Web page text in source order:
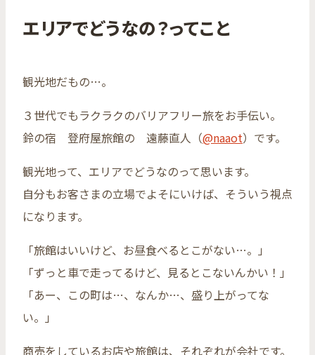
エリアでどうなの？ってこと
観光地だもの…。
３世代でもラクラクのバリアフリー旅をお手伝い。
鈴の宿 登府屋旅館の 遠藤直人（@naaot）です。
観光地って、エリアでどうなのって思います。
自分もお客さまの立場でよそにいけば、そういう視点
になります。
「旅館はいいけど、お昼食べるとこがない…。」
「ずっと車で走ってるけど、見るとこないんかい！」
「あー、この町は…、なんか…、盛り上がってな
い。」
商売をしているお店や旅館は、それぞれが会社です。